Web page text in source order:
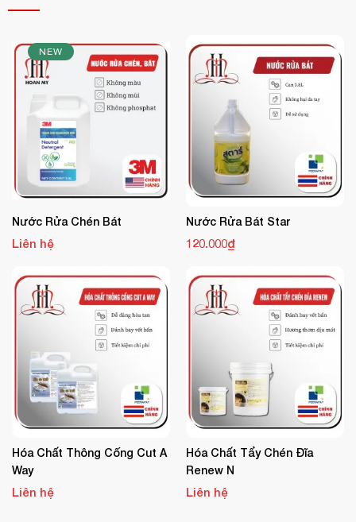
Đổ hóa chất BLACK OFF vào bình xịt.
Xịt lên bề mặt cần làm sạch 10–15 phút
Chải sạch và rửa lại bằng nước sạch
Đối với các vết đen lâu ngày, có thể ngâm trong nước
60°Crồi mới chà rửa.
carbon hóa
Dạng: Chất lỏng, không màu
Phosphate: Không chứa
14.0 – tính kiềm mạnh
Khả năng phân hủy sinh học:
Ứng dụng sản phẩm:
Nhà hàng – khách sạn – bếp ăn công nghiệp
Nhà máy thực phẩm – xưởng chế biến
NEW
Nước Rửa Chén Bát
Liên hệ
Nước Rửa Bát Star
120.000₫
Hóa Chất Thông Cống Cut A
Way
Liên hệ
Hóa Chất Tẩy Chén Đĩa
Renew N
Liên hệ